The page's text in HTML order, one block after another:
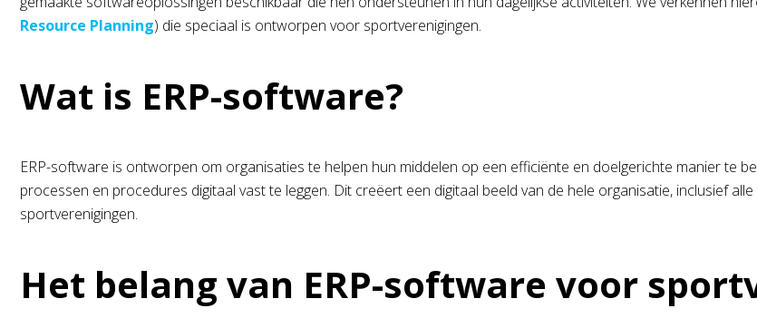
Resource Planning) die speciaal is ontworpen voor sportverenigingen.
Wat is ERP-software?
ERP-software is ontworpen om organisaties te helpen hun middelen op een efficiënte en doelgerichte manier te
processen en procedures digitaal vast te leggen. Dit creëert een digitaal beeld van de hele organisatie, inclusief
sportverenigingen.
Het belang van ERP-software voor